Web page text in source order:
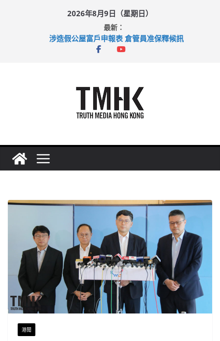
2026年8月9日（星期日）
最新：
涉造假公屋富戶申報表 倉管員准保釋候訊
港聞